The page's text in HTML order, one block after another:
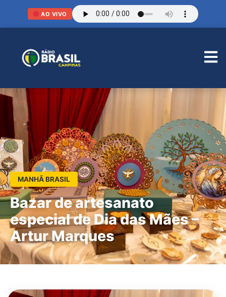
AO VIVO
MANHÃ BRASIL
Bazar de artesanato
especial de Dia das Mães –
Artur Marques